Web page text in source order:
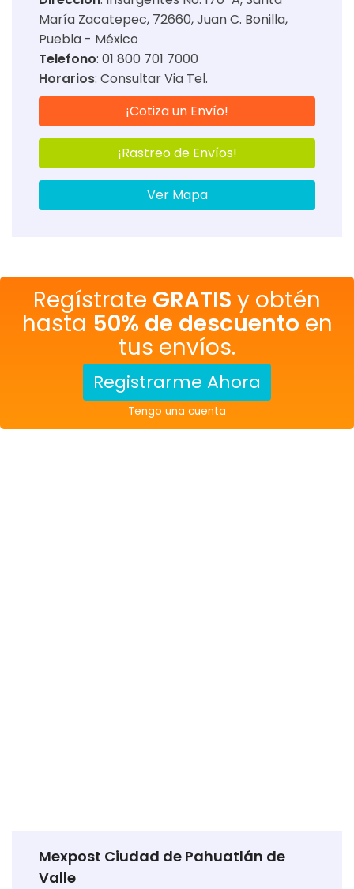
María Zacatepec, 72660, Juan C. Bonilla,
Puebla - México
Telefono: 01 800 701 7000
Horarios: Consultar Via Tel.
¡Cotiza un Envío!
¡Rastreo de Envíos!
Ver Mapa
Regístrate GRATIS y obtén
hasta 50% de descuento en
tus envíos.
Registrarme Ahora
Tengo una cuenta
Mexpost Ciudad de Pahuatlán de
Valle